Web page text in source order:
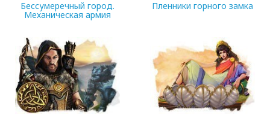
Бессумеречный город.
Механическая армия
150.42 MB
Пленники горного замка